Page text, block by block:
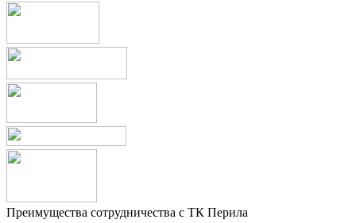
Преимущества сотрудничества с ТК Перила